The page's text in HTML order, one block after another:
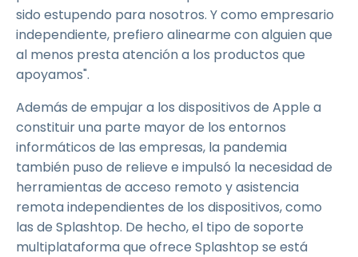
sido estupendo para nosotros. Y como empresario
independiente, prefiero alinearme con alguien que
al menos presta atención a los productos que
apoyamos".
Además de empujar a los dispositivos de Apple a
constituir una parte mayor de los entornos
informáticos de las empresas, la pandemia
también puso de relieve e impulsó la necesidad de
herramientas de acceso remoto y asistencia
remota independientes de los dispositivos, como
las de Splashtop. De hecho, el tipo de soporte
multiplataforma que ofrece Splashtop se está